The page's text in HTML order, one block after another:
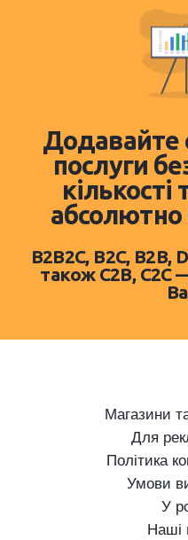
Додавайте
послуги
B2B2C, B2C, B2B,
також C2B,
Магазини
Для
Політика
Умови
У
Наші